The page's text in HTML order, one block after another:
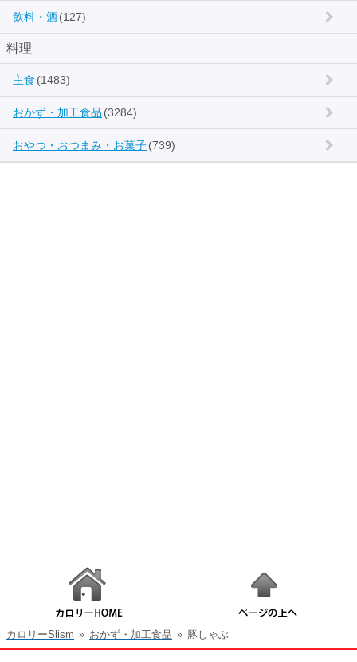
飲料・酒(127)
料理
主食 (1483)
おかず・加工食品 (3284)
おやつ・おつまみ・お菓子(739)
カロリーSlism » おかず・加工食品 » 豚しゃぶ